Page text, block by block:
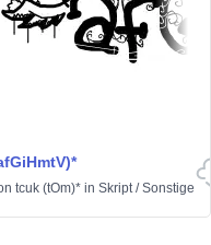
tcuk (tOm)* in Skript/Sonstige